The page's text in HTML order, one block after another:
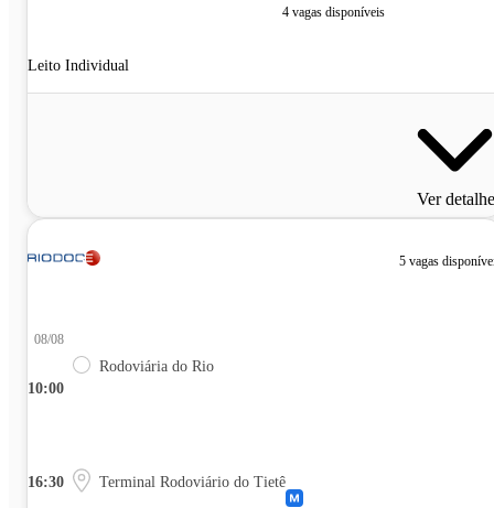
Leito Individual
4 vagas disponíveis
Ver
5 vagas
10:00
08/08
Rodoviária do Rio
16:30 Terminal Rodoviário do Tietê